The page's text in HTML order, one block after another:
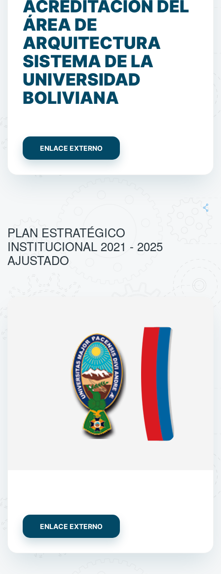
ACREDITACIÓN DEL
ÁREA DE
ARQUITECTURA
SISTEMA DE LA
UNIVERSIDAD
BOLIVIANA
ENLACE EXTERNO
PLAN ESTRATÉGICO
INSTITUCIONAL 2021 - 2025
AJUSTADO
ENLACE EXTERNO